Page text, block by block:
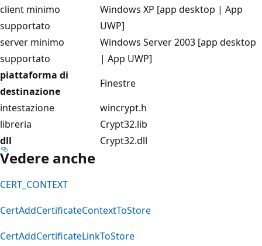
client minimo
supportato
Windows XP [app desktop | App
UWP]
server minimo
supportato
Windows Server 2003 [app desktop
| App UWP]
piattaforma di
destinazione
Finestre
intestazione
wincrypt.h
libreria
Crypt32.lib
dll
Crypt32.dll
Vedere anche
CERT_CONTEXT
CertAddCertificateContextToStore
CertAddCertificateLinkToStore